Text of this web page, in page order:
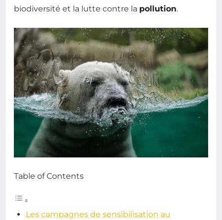
biodiversité et la lutte contre la pollution.
Table of Contents
Les campagnes de sensibilisation au